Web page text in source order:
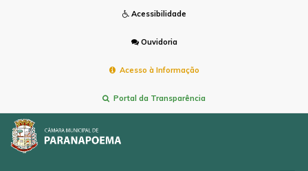
Acessibilidade
Ouvidoria
Acesso à Informação
Portal da Transparência